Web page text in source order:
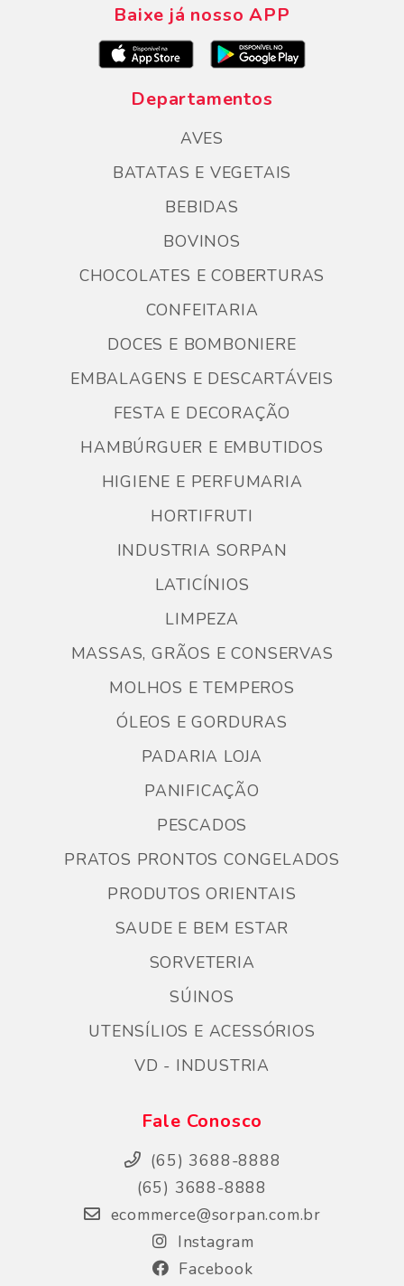
Baixe já nosso APP
Departamentos
AVES
BATATAS E VEGETAIS
BEBIDAS
BOVINOS
CHOCOLATES E COBERTURAS
CONFEITARIA
DOCES E BOMBONIERE
EMBALAGENS E DESCARTÁVEIS
FESTA E DECORAÇÃO
HAMBÚRGUER E EMBUTIDOS
HIGIENE E PERFUMARIA
HORTIFRUTI
INDUSTRIA SORPAN
LATICÍNIOS
LIMPEZA
MASSAS, GRÃOS E CONSERVAS
MOLHOS E TEMPEROS
ÓLEOS E GORDURAS
PADARIA LOJA
PANIFICAÇÃO
PESCADOS
PRATOS PRONTOS CONGELADOS
PRODUTOS ORIENTAIS
SAUDE E BEM ESTAR
SORVETERIA
SÚINOS
UTENSÍLIOS E ACESSÓRIOS
VD - INDUSTRIA
Fale Conosco
(65) 3688-8888
(65) 3688-8888
ecommerce@sorpan.com.br
Instagram
Facebook